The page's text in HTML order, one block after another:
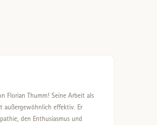
Florian Thumm! Seine Arbeit als
außergewöhnlich effektiv. Er
den Enthusiasmus und